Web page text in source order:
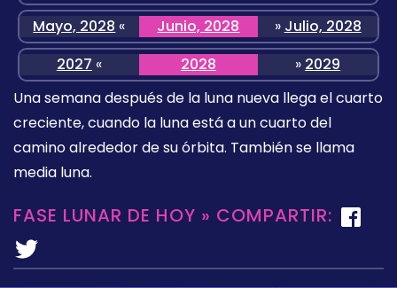
Mayo, 2028 « Junio, 2028 » Julio, 2028
2027 « 2028 » 2029
Una semana después de la luna nueva llega el cuarto
creciente, cuando la luna está a un cuarto del
camino alrededor de su órbita. También se llama
media luna.
FASE LUNAR DE HOY » COMPARTIR: